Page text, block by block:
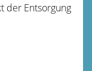
der Entsorgung